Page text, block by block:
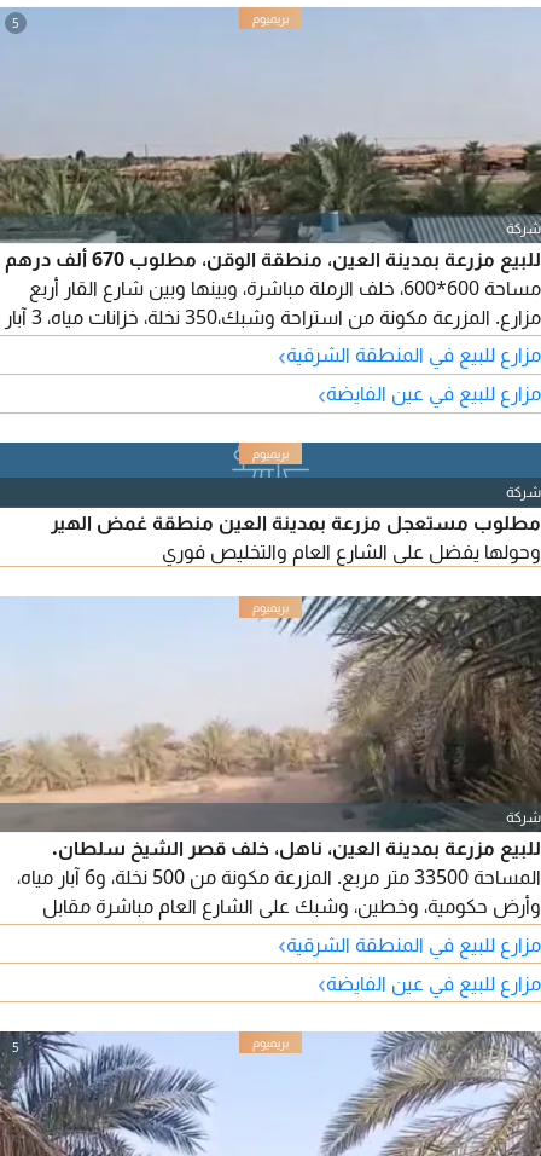
5
شركة
للبيع مزرعة بمدينة العين، منطقة الوقن، مطلوب 670 ألف درهم
مساحة 600*600، خلف الرملة مباشرة، وبينها وبين شارع القار أربع
مزارع. المزرعة مكونة من استراحة وشبك،350 نخلة، خزانات مياه، 3 آبار
(2 تعمل وواحد احتياط) مياه حلوة. التسجيل فقط للاماراتيين
مزارع للبيع في المنطقة الشرقية›
مزارع للبيع في عين الفايضة›
شركة
مطلوب مستعجل مزرعة بمدينة العين منطقة غمض الهير
وحولها يفضل على الشارع العام والتخليص فوري
شركة
للبيع مزرعة بمدينة العين، ناهل، خلف قصر الشيخ سلطان.
المساحة 33500 متر مربع. المزرعة مكونة من 500 نخلة، و6 آبار مياه،
وأرض حكومية، وخطين، وشبك على الشارع العام مباشرة مقابل
الشعبية. مطلوب 2.2 مليون درهم.
مزارع للبيع في المنطقة الشرقية›
مزارع للبيع في عين الفايضة›
5